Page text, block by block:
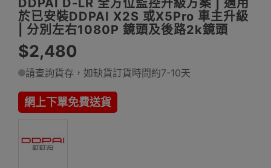
DDPAI D-LR 全方位監控升級方案 | 適用
於已安裝DDPAI X2S 或X5Pro 車主升級
| 分別左右1080P 鏡頭及後路2k鏡頭
$2,480
請查詢貨存，如缺貨訂貨時間約7-10天
網上下單免費送貨